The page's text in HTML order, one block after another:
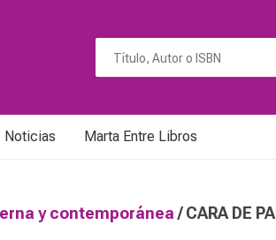
Noticias Marta Entre Libros
y contemporánea / CARA DE